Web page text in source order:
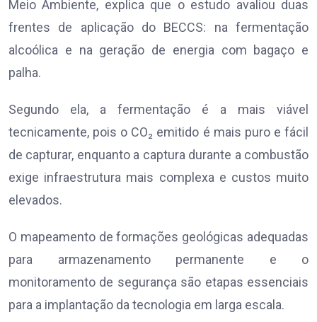
Meio Ambiente, explica que o estudo avaliou duas
frentes de aplicação do BECCS: na fermentação
alcoólica e na geração de energia com bagaço e
palha.
Segundo ela, a fermentação é a mais viável
tecnicamente, pois o CO₂ emitido é mais puro e fácil
de capturar, enquanto a captura durante a combustão
exige infraestrutura mais complexa e custos muito
elevados.
O mapeamento de formações geológicas adequadas
para armazenamento permanente e o
monitoramento de segurança são etapas essenciais
para a implantação da tecnologia em larga escala.